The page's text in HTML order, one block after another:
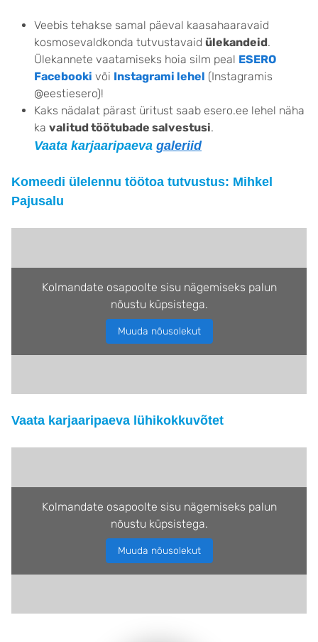
Veebis tehakse samal päeval kaasahaaravaid
kosmosevaldkonda tutvustavaid ülekandeid.
Ülekannete vaatamiseks hoia silm peal ESERO
Facebooki või Instagrami lehel (Instagramis
@eestiesero)!
Kaks nädalat pärast üritust saab esero.ee lehel näha
ka valitud töötubade salvestusi.
Vaata karjaaripaeva galeriid
Komeedi ülelennu töötoa tutvustus: Mihkel
Pajusalu
Kolmandate osapoolte sisu nägemiseks palun
nõustu küpsistega.
Muuda nõusolekut
Vaata karjaaripaeva lühikokkuvõtet
Kolmandate osapoolte sisu nägemiseks palun
nõustu küpsistega.
Muuda nõusolekut